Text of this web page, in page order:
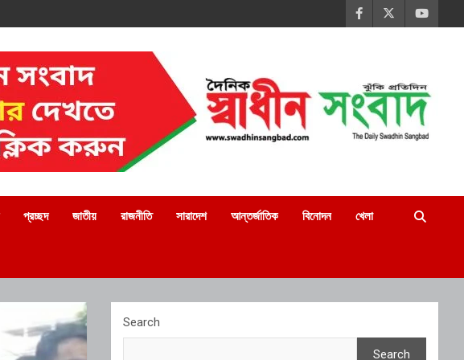
প্রচ্ছদ জাতীয় রাজনীতি সারাদেশ আন্তর্জাতিক বিনোদন খেলা
Search
Search